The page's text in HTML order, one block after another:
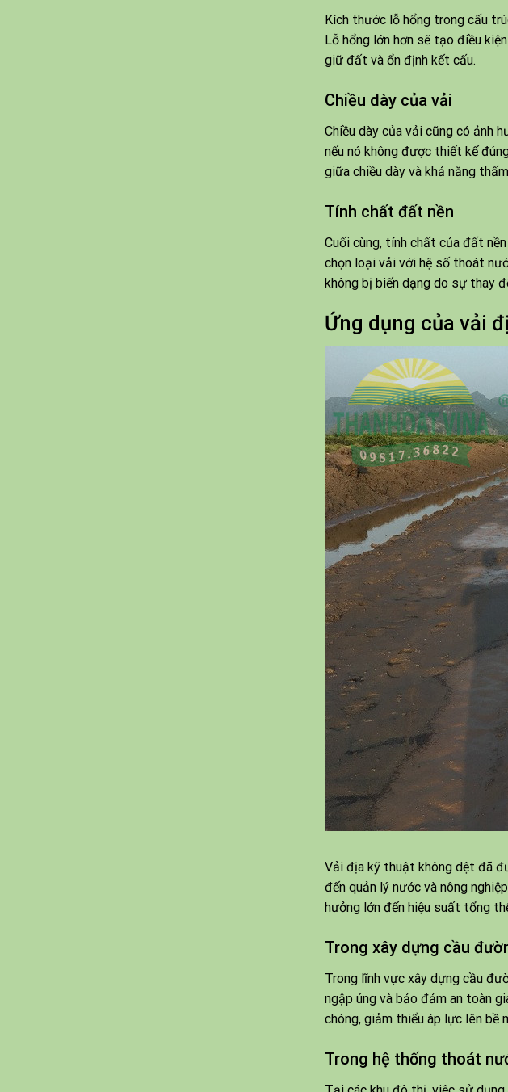
Kích thước lỗ hổng trong cấu
Lỗ hổng lớn hơn sẽ tạo điều
giữ đất và ổn định kết cấu.
Chiều dày của vải
Chiều dày của vải cũng có ảnh
nếu nó không được thiết kế
giữa chiều dày và khả năng
Tính chất đất nền
Cuối cùng, tính chất của đất
chọn loại vải với hệ số thoát
không bị biến dạng do sự thay
Ứng dụng của vải
Vải địa kỹ thuật không dệt đã
đến quản lý nước và nông
hưởng lớn đến hiệu suất tổng
Trong xây dựng cầu
Trong lĩnh vực xây dựng cầu
ngập úng và bảo đảm an toàn
chóng, giảm thiểu áp lực lên bề
Trong hệ thống thoát